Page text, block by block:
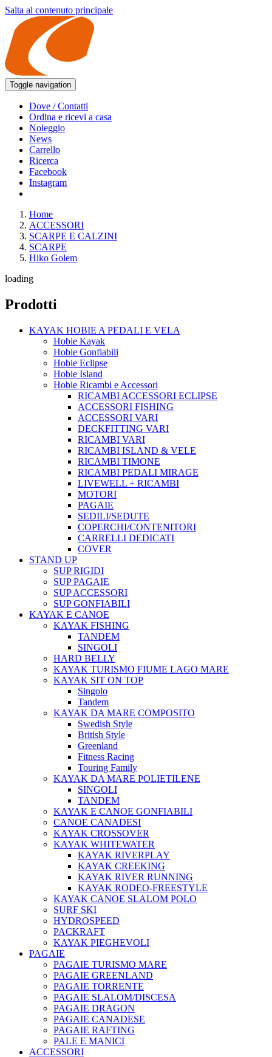
Salta al contenuto principale
Toggle navigation
Dove / Contatti
Ordina e ricevi a casa
Noleggio
News
Carrello
Ricerca
Facebook
Instagram
Home
ACCESSORI
SCARPE E CALZINI
SCARPE
Hiko Golem
loading
Prodotti
KAYAK HOBIE A PEDALI E VELA
Hobie Kayak
Hobie Gonfiabili
Hobie Eclipse
Hobie Island
Hobie Ricambi e Accessori
RICAMBI ACCESSORI ECLIPSE
ACCESSORI FISHING
ACCESSORI VARI
DECKFITTING VARI
RICAMBI VARI
RICAMBI ISLAND & VELE
RICAMBI TIMONE
RICAMBI PEDALI MIRAGE
LIVEWELL + RICAMBI
MOTORI
PAGAIE
SEDILI/SEDUTE
COPERCHI/CONTENITORI
CARRELLI DEDICATI
COVER
STAND UP
SUP RIGIDI
SUP PAGAIE
SUP ACCESSORI
SUP GONFIABILI
KAYAK E CANOE
KAYAK FISHING
TANDEM
SINGOLI
HARD BELLY
KAYAK TURISMO FIUME LAGO MARE
KAYAK SIT ON TOP
Singolo
Tandem
KAYAK DA MARE COMPOSITO
Swedish Style
British Style
Greenland
Fitness Racing
Touring Family
KAYAK DA MARE POLIETILENE
SINGOLI
TANDEM
KAYAK E CANOE GONFIABILI
CANOE CANADESI
KAYAK CROSSOVER
KAYAK WHITEWATER
KAYAK RIVERPLAY
KAYAK CREEKING
KAYAK RIVER RUNNING
KAYAK RODEO-FREESTYLE
KAYAK CANOE SLALOM POLO
SURF SKI
HYDROSPEED
PACKRAFT
KAYAK PIEGHEVOLI
PAGAIE
PAGAIE TURISMO MARE
PAGAIE GREENLAND
PAGAIE TORRENTE
PAGAIE SLALOM/DISCESA
PAGAIE DRAGON
PAGAIE CANADESE
PAGAIE RAFTING
PALE E MANICI
ACCESSORI